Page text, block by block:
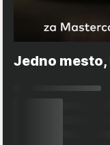
Jedno